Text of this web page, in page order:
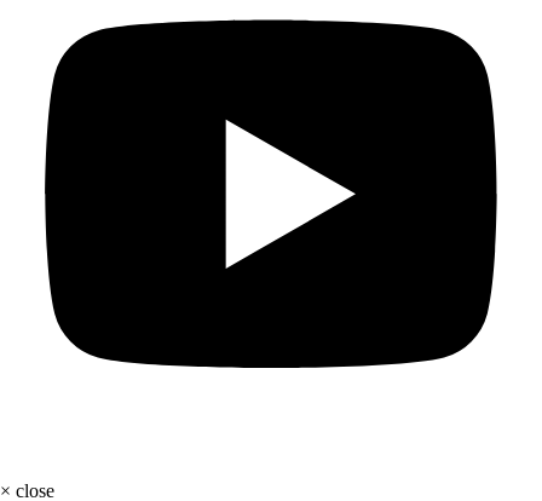
× close